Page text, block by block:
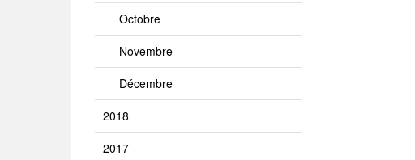
Octobre
Novembre
Décembre
2018
2017